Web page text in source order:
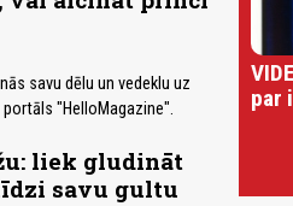
savu dēlu un vedeklu uz
"HelloMagazine".
liek gludināt
savu gultu
par